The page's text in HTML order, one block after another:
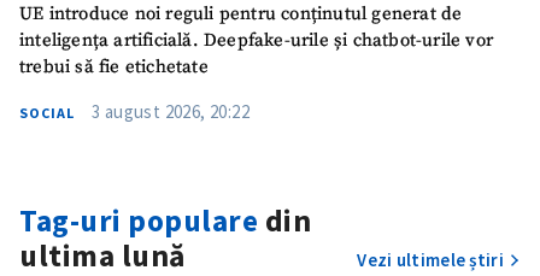
UE introduce noi reguli pentru conținutul generat de
inteligența artificială. Deepfake-urile și chatbot-urile vor
trebui să fie etichetate
SOCIAL 3 august 2026, 20:22
Tag-uri populare din
ultima lună
Vezi ultimele știri